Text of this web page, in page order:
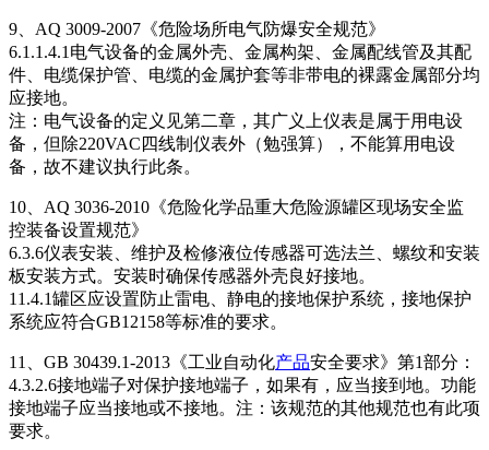
9、AQ 3009-2007《危险场所电气防爆安全规范》
6.1.1.4.1电气设备的金属外壳、金属构架、金属配线管及其配
件、电缆保护管、电缆的金属护套等非带电的裸露金属部分均
应接地。
注：电气设备的定义见第二章，其广义上仪表是属于用电设
备，但除220VAC四线制仪表外（勉强算），不能算用电设
备，故不建议执行此条。
10、AQ 3036-2010《危险化学品重大危险源罐区现场安全监
控装备设置规范》
6.3.6仪表安装、维护及检修液位传感器可选法兰、螺纹和安装
板安装方式。安装时确保传感器外壳良好接地。
11.4.1罐区应设置防止雷电、静电的接地保护系统，接地保护
系统应符合GB12158等标准的要求。
11、GB 30439.1-2013《工业自动化产品安全要求》第1部分：
4.3.2.6接地端子对保护接地端子，如果有，应当接到地。功能
接地端子应当接地或不接地。注：该规范的其他规范也有此项
要求。